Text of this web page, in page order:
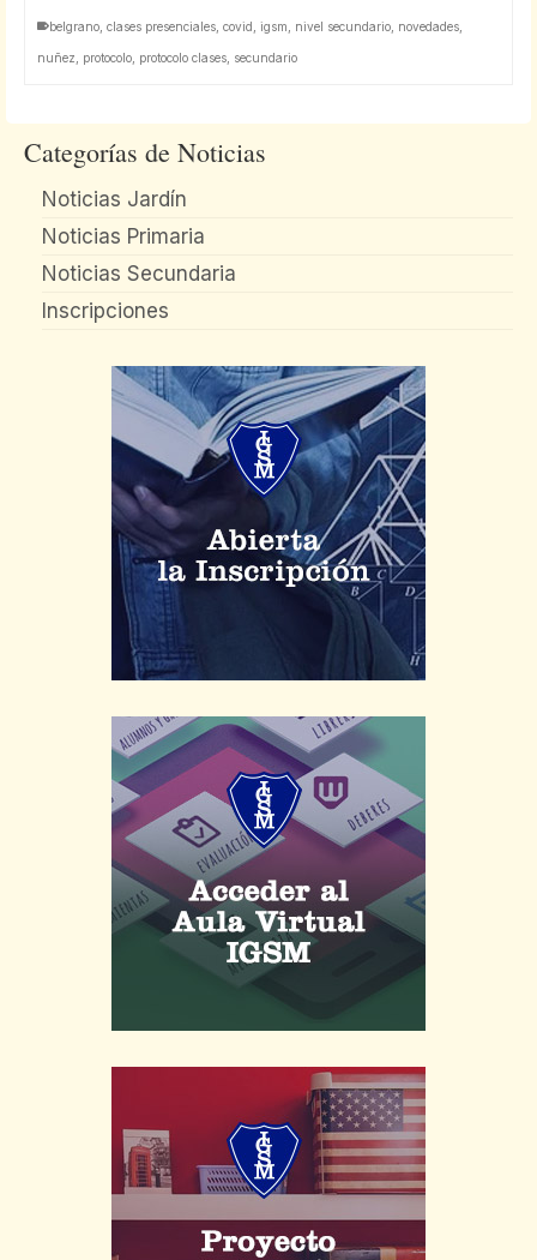
belgrano clases presenciales covid igsm nivel secundario novedades
nuñez protocolo protocolo clases secundario
Categorías de Noticias
Noticias Jardín
Noticias Primaria
Noticias Secundaria
Inscripciones